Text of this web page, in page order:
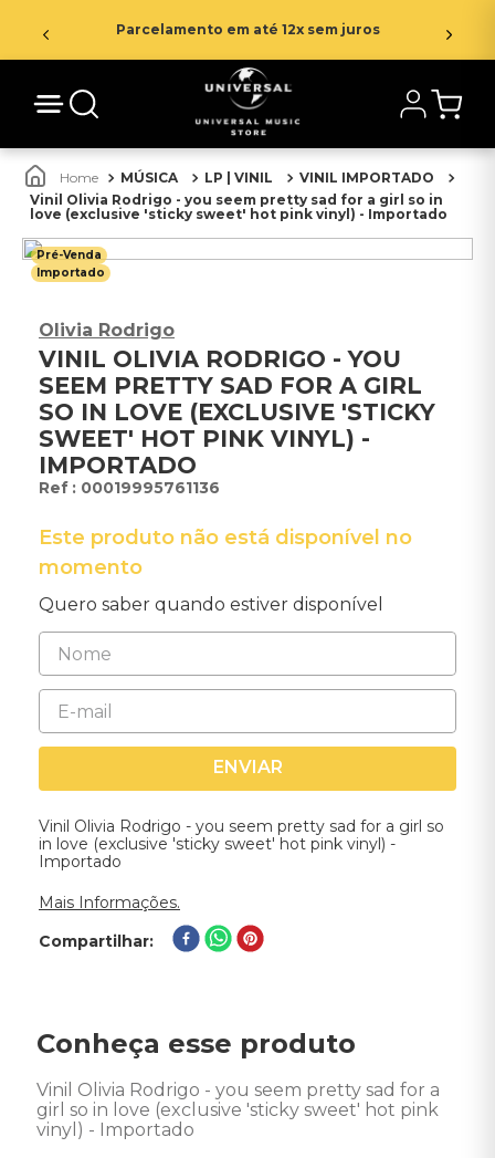
Parcelamento em até 12x sem juros
MÚSICA LP | VINIL
VINIL IMPORTADO
Vinil Olivia Rodrigo - you seem pretty sad for a girl so in
love (exclusive 'sticky sweet' hot pink vinyl) - Importado
Pré-Venda
Importado
Olivia Rodrigo
VINIL OLIVIA RODRIGO - YOU
SEEM PRETTY SAD FOR A GIRL
SO IN LOVE (EXCLUSIVE 'STICKY
SWEET' HOT PINK VINYL) -
IMPORTADO
: 00019995761136
Este produto não está disponível no
momento
Quero saber quando estiver disponível
ENVIAR
Vinil Olivia Rodrigo - you seem pretty sad for a girl so
in love (exclusive 'sticky sweet' hot pink vinyl) -
Importado
Mais Informações.
Compartilhar
Conheça esse produto
Vinil Olivia Rodrigo - you seem pretty sad for a
girl so in love (exclusive 'sticky sweet' hot pink
vinyl) - Importado